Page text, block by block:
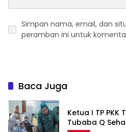
Simpan nama, email, dan
peramban ini untuk
Baca Juga
Ketua I TP
Tubaba Q